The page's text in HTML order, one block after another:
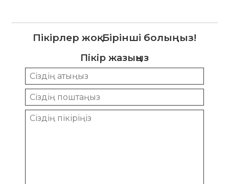
Пікірлер жоқ. Бірінші болыңыз!
Пікір жазыңыз